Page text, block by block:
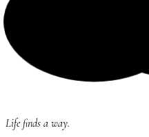
Life finds a way.